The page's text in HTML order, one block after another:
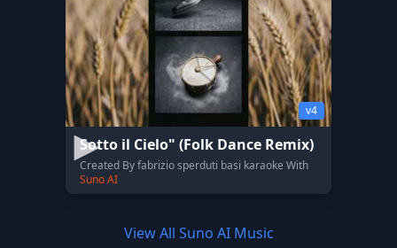
v4
Sotto il Cielo" (Folk Dance Remix)
Created By fabrizio sperduti basi karaoke With
Suno AI
View All Suno AI Music